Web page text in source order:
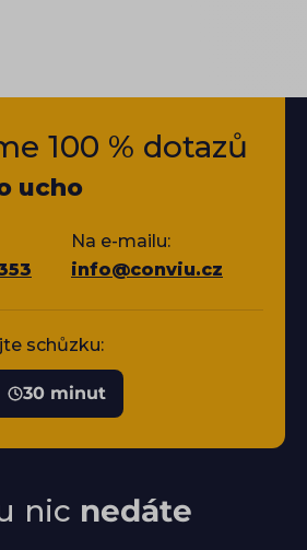
100 % dotazů
ucho
Na e-mailu:
info@conviu.cz
schůzku:
30 minut
nic nedáte